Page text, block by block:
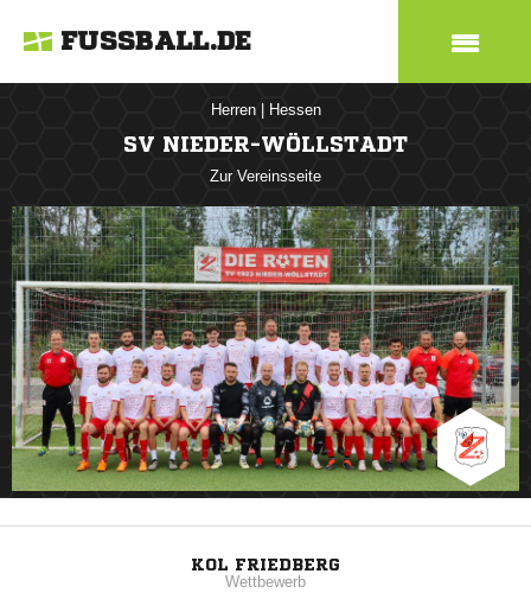
FUSSBALL.DE
Herren Hessen
SV NIEDER-WÖLLSTADT
Zur Vereinsseite
KOL FRIEDBERG
Wettbewerb